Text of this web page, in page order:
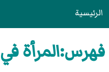
الرئيسية
فهرس:المرأة